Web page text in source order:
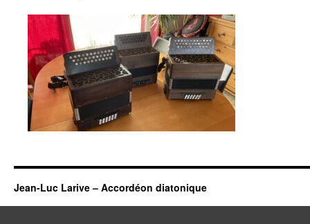
Jean-Luc Larive – Accordéon diatonique